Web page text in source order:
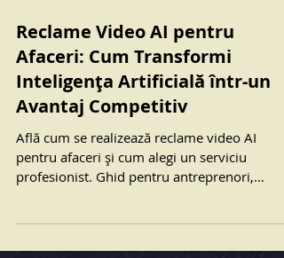
21 iul. 15 min de citit
Reclame Video AI pentru
Afaceri: Cum Transformi
Inteligența Artificială într-un
Avantaj Competitiv
Află cum se realizează reclame video AI
profesionist. Ghid pentru antreprenori,